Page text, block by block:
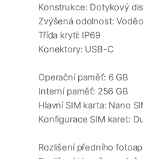
Konstrukce: Dotykový
Zvýšená odolnost:
Třída krytí: IP69
Konektory: USB-C
Operační paměť: 6 GB
Interní paměť: 256 GB
Hlavní SIM karta: Nano
Konfigurace SIM karet:
Rozlišení předního